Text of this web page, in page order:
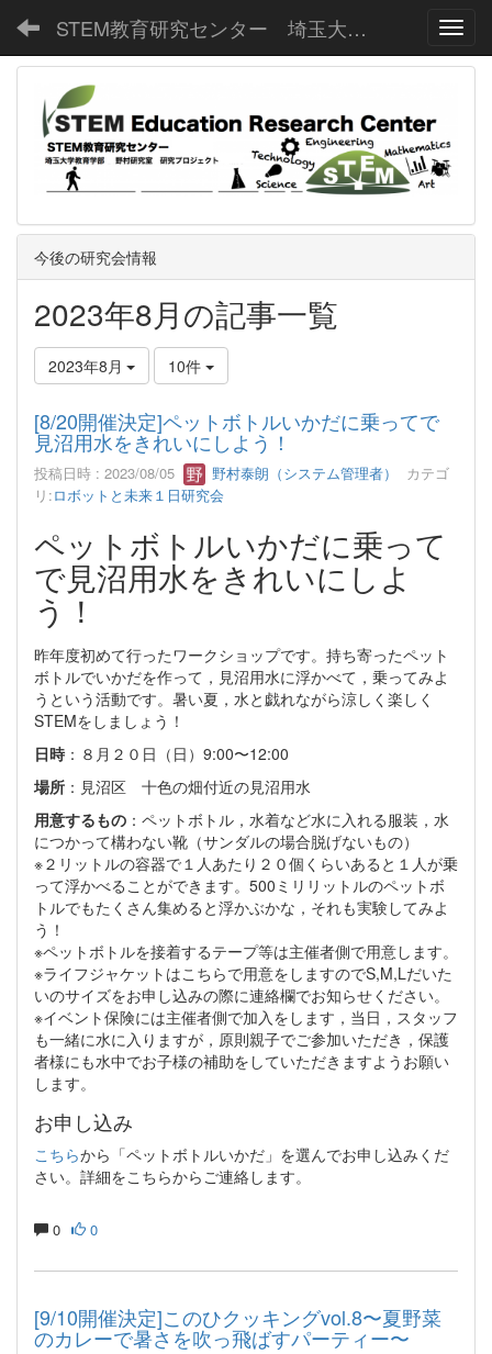
STEM教育研究センター 埼玉大学教育学部野村研究室
今後の研究会情報
2023年8月の記事一覧
2023年8月 10件
[8/20開催決定]ペットボトルいかだに乗ってで
見沼用水をきれいにしよう！
投稿日時 : 2023/08/05 野村泰朗（システム管理者）
カテゴ
リ:ロボットと未来１日研究会
ペットボトルいかだに乗って
で見沼用水をきれいにしよ
う！
昨年度初めて行ったワークショップです。持ち寄ったペット
ボトルでいかだを作って，見沼用水に浮かべて，乗ってみよ
うという活動です。暑い夏，水と戯れながら涼しく楽しく
STEMをしましょう！
日時 ：８月２０日（日）9:00〜12:00
場所 ：見沼区 十色の畑付近の見沼用水
用意するもの ：ペットボトル，水着など水に入れる服装，水
につかって構わない靴（サンダルの場合脱げないもの）
※２リットルの容器で１人あたり２０個くらいあると１人が乗
って浮かべることができます。500ミリリットルのペットボ
トルでもたくさん集めると浮かぶかな，それも実験してみよ
う！
※ペットボトルを接着するテープ等は主催者側で用意します。
※ライフジャケットはこちらで用意をしますのでS,M,Lだいた
いのサイズをお申し込みの際に連絡欄でお知らせください。
※イベント保険には主催者側で加入をします，当日，スタッフ
も一緒に水に入りますが，原則親子でご参加いただき，保護
者様にも水中でお子様の補助をしていただきますようお願い
します。
お申し込み
こちらから「ペットボトルいかだ」を選んでお申し込みくだ
さい。詳細をこちらからご連絡します。
0 0
[9/10開催決定]このひクッキングvol.8〜夏野菜
のカレーで暑さを吹っ飛ばすパーティー〜